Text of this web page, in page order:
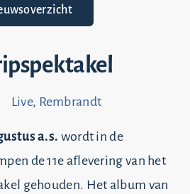
Live, Rembrandt
a.s. wordt in de
de 11e aflevering van het
gehouden. Het album van